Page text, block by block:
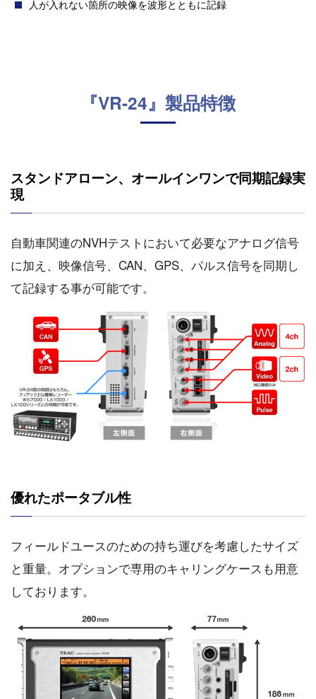
人が入れない箇所の映像を波形とともに記録
『VR-24』製品特徴
スタンドアローン、オールインワンで同期記録実
現
自動車関連のNVHテストにおいて必要なアナログ信号
に加え、映像信号、CAN、GPS、パルス信号を同期し
て記録する事が可能です。
優れたポータブル性
フィールドユースのための持ち運びを考慮したサイズ
と重量。オプションで専用のキャリングケースも用意
しております。